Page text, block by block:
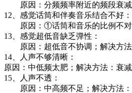
原因：分频频率附近的频段衰减
12、感觉话筒和伴奏音乐结合不好：
原因：①话筒和音乐的比例不对
13、感觉超低音缺乏弹性：
原因：超低音不协调；解决方法
14、人声不够清晰：
原因：中低频太肥；解决方法：衰减
15、人声不透：
原因：中高频不足；解决方法：